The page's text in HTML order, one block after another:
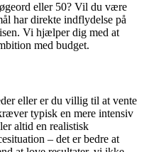
eller 50? Vil du være
har direkte indflydelse på
Vi hjælper dig med at
med budget.
eller er du villig til at vente
typisk en mere intensiv
altid en realistisk
– det er bedre at